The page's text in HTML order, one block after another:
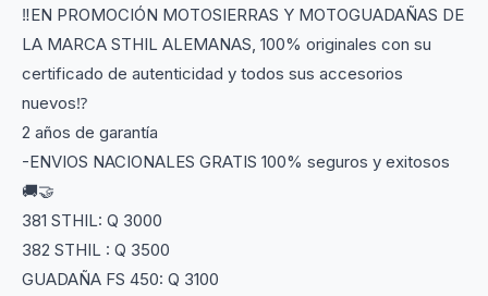
‼️EN PROMOCIÓN MOTOSIERRAS Y MOTOGUADAÑAS DE
LA MARCA STHIL ALEMANAS, 100% originales con su
certificado de autenticidad y todos sus accesorios
nuevos⁉️
2 años de garantía
-ENVIOS NACIONALES GRATIS 100% seguros y exitosos
🚚🤝
381 STHIL: Q 3000
382 STHIL : Q 3500
GUADAÑA FS 450: Q 3100